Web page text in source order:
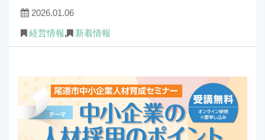
2026.01.06
経営情報, 新着情報